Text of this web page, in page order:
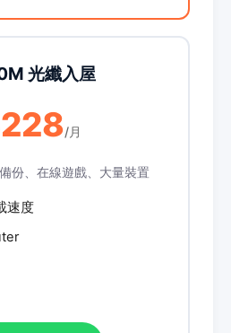
光纖入屋
/月
份、在線遊戲、大量裝置
速度